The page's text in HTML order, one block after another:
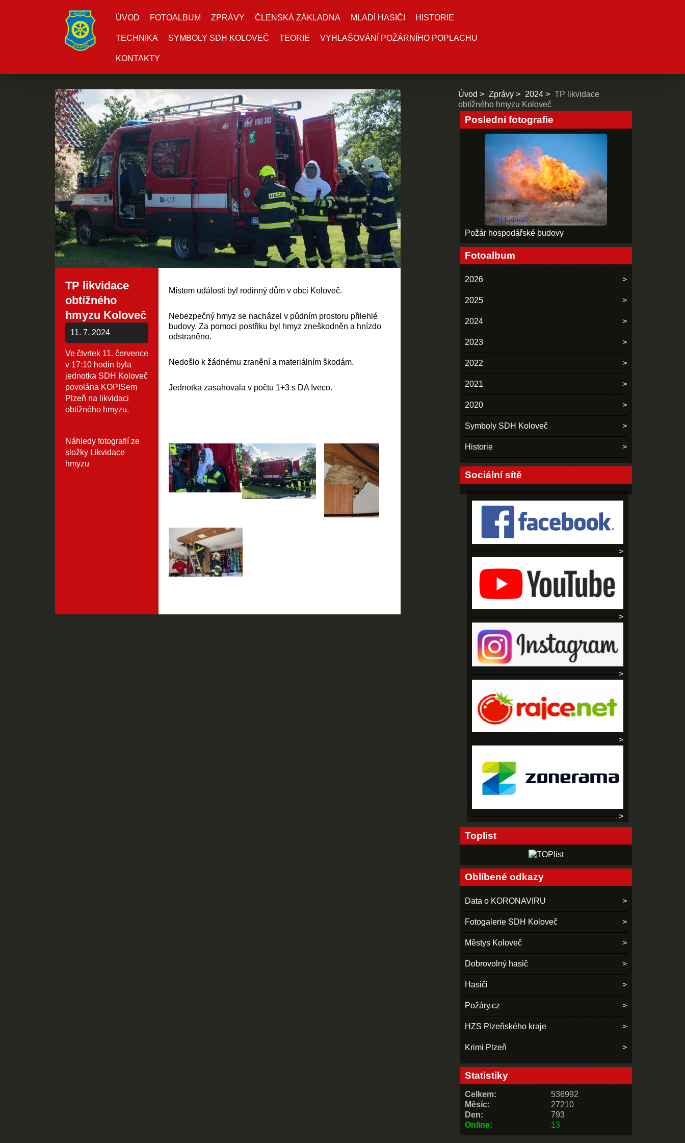
ÚVOD FOTOALBUM ZPRÁVY ČLENSKÁ ZÁKLADNA MLADÍ HASIČI HISTORIE
TECHNIKA SYMBOLY SDH KOLOVEČ TEORIE VYHLAŠOVÁNÍ POŽÁRNÍHO POPLACHU
KONTAKTY
TP likvidace
obtížného
hmyzu Koloveč
11. 7. 2024
Ve čtvrtek 11. července
v 17:10 hodin byla
jednotka SDH Koloveč
povolána KOPISem
Plzeň na likvidaci
obtížného hmyzu.
Místem události byl rodinný dům v obci Koloveč.
Nebezpečný hmyz se nacházel v půdním prostoru přilehlé
budovy. Za pomoci postřiku byl hmyz zneškodněn a hnízdo
odstraněno.
Nedošlo k žádnému zranění a materiálním škodám.
Jednotka zasahovala v počtu 1+3 s DA Iveco.
Náhledy fotografií ze
složky Likvidace
hmyzu
Úvod Zprávy 2024
TP likvidace
obtížného hmyzu Koloveč
Poslední fotografie
Požár hospodářské budovy
Fotoalbum
2026
2025
2024
2023
2022
2021
2020
Symboly SDH Koloveč
Historie
Sociální sítě
Toplist
Oblíbené odkazy
Data o KORONAVIRU
Fotogalerie SDH Koloveč
Městys Koloveč
Dobrovolný hasič
Hasiči
Požáry.cz
HZS Plzeňského kraje
Krimi Plzeň
Statistiky
Online: 13
Celkem:
536992
Měsíc:
27210
Den:
793